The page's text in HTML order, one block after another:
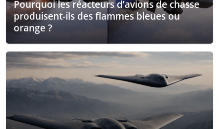
Pourquoi les réacteurs d’avions de chasse
produisent-ils des flammes bleues ou
orange ?